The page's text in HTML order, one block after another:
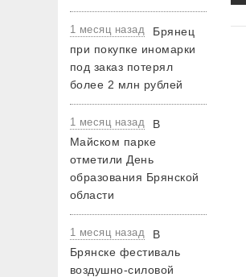
1 месяц назад
Брянец
при покупке иномарки
под заказ потерял
более 2 млн рублей
1 месяц назад
В
Майском парке
отметили День
образования Брянской
области
1 месяц назад
В
Брянске фестиваль
воздушно-силовой